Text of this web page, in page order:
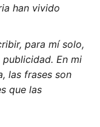
han vivido
para mí solo,
En mi
las frases son
que las